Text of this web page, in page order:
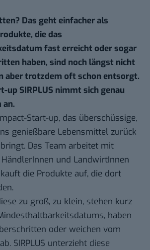
Das geht einfacher als
die das
fast erreicht oder sogar
haben, sind noch längst nicht
aber trotzdem oft schon entsorgt.
up SIRPLUS nimmt sich genau
an.
Start-up, das überschüssige,
genießbare Lebensmittel zurück
Das Team arbeitet mit
und LandwirtInnen
die Produkte auf, die dort
zu groß, zu klein, stehen kurz
haben
oder weichen vom
SIRPLUS unterzieht diese